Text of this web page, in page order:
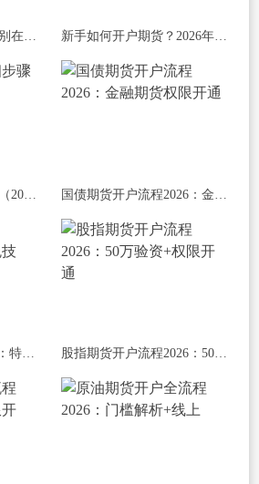
官网开户和客户经理区别在哪？优劣势全 新手如何开户期货？2026年保姆级避坑指南
期货开户流程详细步骤（2026年线上/线下
PTA期货开户流程2026：特定品种豁免技巧， 股指期货开户流程2026：50万验资+权限开通